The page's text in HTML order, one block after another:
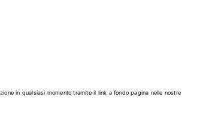
in qualsiasi momento tramite il link a fondo pagina nelle nostre